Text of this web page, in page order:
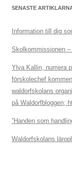
SENASTE
Information till dig
Skolkommissionen
Ylva Kallin, numera
förskolechef
waldorfskolans
på Waldorfbloggen;
”Handen som
Waldorfskolans